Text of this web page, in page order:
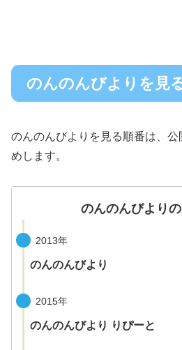
のんのんびよりを見
のんのんびよりを見る順番は、
めします。
のんのんびより
2013年
のんのんびより
2015年
のんのんびより りぴーと